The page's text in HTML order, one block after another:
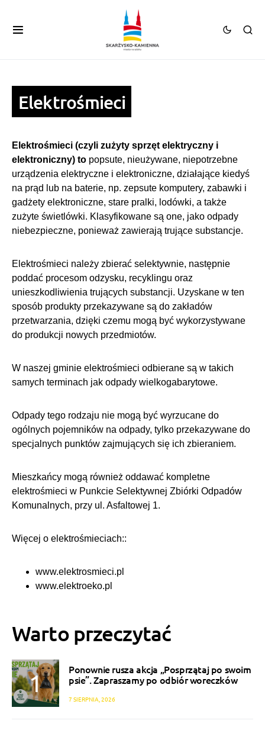
Elektrośmieci
Elektrośmieci (czyli zużyty sprzęt elektryczny i
elektroniczny) to popsute, nieużywane, niepotrzebne
urządzenia elektryczne i elektroniczne, działające kiedyś
na prąd lub na baterie, np. zepsute komputery, zabawki i
gadżety elektroniczne, stare pralki, lodówki, a także
zużyte świetlówki. Klasyfikowane są one, jako odpady
niebezpieczne, ponieważ zawierają trujące substancje.
Elektrośmieci należy zbierać selektywnie, następnie
poddać procesom odzysku, recyklingu oraz
unieszkodliwienia trujących substancji. Uzyskane w ten
sposób produkty przekazywane są do zakładów
przetwarzania, dzięki czemu mogą być wykorzystywane
do produkcji nowych przedmiotów.
W naszej gminie elektrośmieci odbierane są w takich
samych terminach jak odpady wielkogabarytowe.
Odpady tego rodzaju nie mogą być wyrzucane do
ogólnych pojemników na odpady, tylko przekazywane do
specjalnych punktów zajmujących się ich zbieraniem.
Mieszkańcy mogą również oddawać kompletne
elektrośmieci w Punkcie Selektywnej Zbiórki Odpadów
Komunalnych, przy ul. Asfaltowej 1.
Więcej o elektrośmieciach::
www.elektrosmieci.pl
www.elektroeko.pl
Warto przeczytać
Ponownie rusza akcja „Posprzątaj po swoim
psie”. Zapraszamy po odbiór woreczków
7 SIERPNIA, 2026